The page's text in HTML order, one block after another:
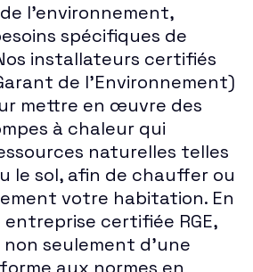
l'environnement,
spécifiques de
installateurs certifiés
de l'Environnement)
mettre en œuvre des
à chaleur qui
naturelles telles
le sol, afin de chauffer ou
votre habitation. En
certifiée RGE,
seulement d'une